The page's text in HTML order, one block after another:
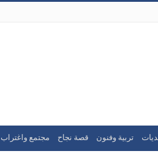
تربية وفنون قصة نجاح مجتمع واغتراب